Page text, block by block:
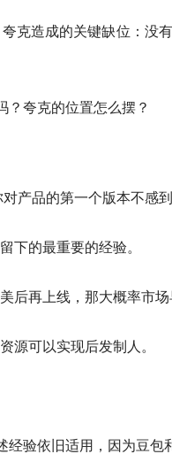
克造成的关键缺位：没
？夸克的位置怎么摆？
产品的第一个版本不感
下的最重要的经验。
后再上线，那大概率市场
源可以实现后发制人。
验依旧适用，因为豆包